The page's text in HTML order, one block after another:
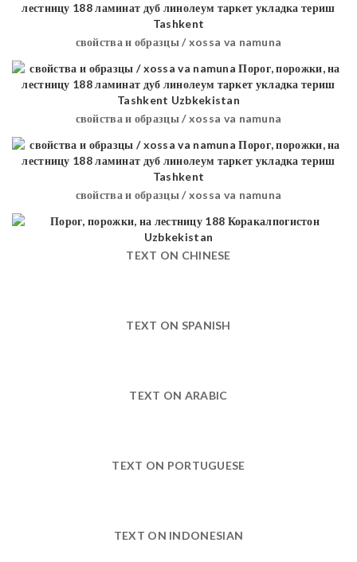
свойства и образцы / xossa va namuna
свойства и образцы / xossa va namuna
свойства и образцы / xossa va namuna
TEXT ON CHINESE
TEXT ON SPANISH
TEXT ON ARABIC
TEXT ON PORTUGUESE
TEXT ON INDONESIAN